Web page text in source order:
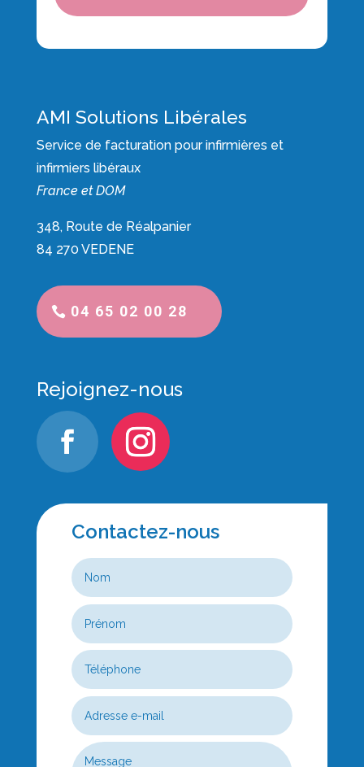
AMI Solutions Libérales
Service de facturation pour infirmières et
infirmiers libéraux
France et DOM
348, Route de Réalpanier
84 270 VEDENE
04 65 02 00 28
Rejoignez-nous
Contactez-nous